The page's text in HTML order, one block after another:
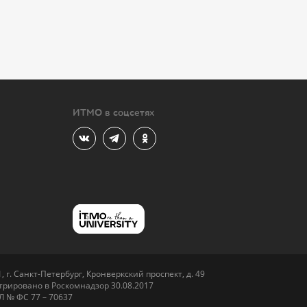
ИТМО в соцсетях
Санкт-Петербург, Кронверкский проспект, д. 49
в Роскомнадзор 30.08.2017
№ ФС 77 – 70637